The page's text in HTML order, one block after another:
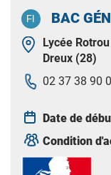
BAC
Lycée Rotrou
Dreux (28)
02 37 38 90
Date de
Condition